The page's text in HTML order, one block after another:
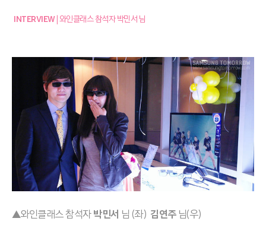
INTERVIEW| 와인클래스 참석자 박민서 님
▲와인클래스 참석자박민서 님 (좌) 김연주님(우)